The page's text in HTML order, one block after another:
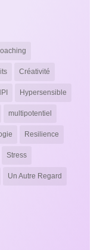
Créativité
Hypersensible
multipotentiel
Resilience
Stress
Un Autre Regard